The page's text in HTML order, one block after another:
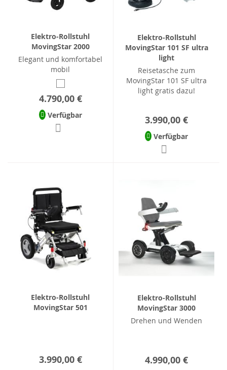
Elektro-Rollstuhl
MovingStar 2000
Elegant und komfortabel
mobil
4.790,00 €
Verfügbar
Elektro-Rollstuhl
MovingStar 101 SF ultra
light
Reisetasche zum
MovingStar 101 SF ultra
light gratis dazu!
3.990,00 €
Verfügbar
Elektro-Rollstuhl
MovingStar 501
3.990,00 €
Elektro-Rollstuhl
MovingStar 3000
Drehen und Wenden
4.990,00 €